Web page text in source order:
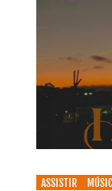
ASSISTIR